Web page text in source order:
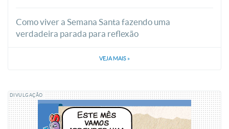
Como viver a Semana Santa fazendo uma
verdadeira parada para reflexão
VEJA MAIS »
DIVULGAÇÃO